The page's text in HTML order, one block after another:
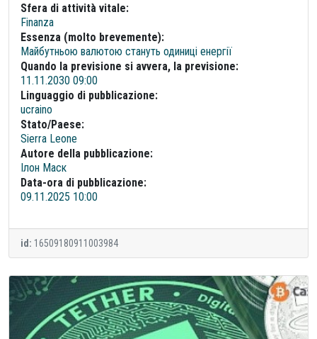
Sfera di attività vitale:
Finanza
Essenza (molto brevemente):
Майбутньою валютою стануть одиниці енергії
Quando la previsione si avvera, la previsione:
11.11.2030 09:00
Linguaggio di pubblicazione:
ucraino
Stato/Paese:
Sierra Leone
Autore della pubblicazione:
Ілон Маск
Data-ora di pubblicazione:
09.11.2025 10:00
id: 16509180911003984